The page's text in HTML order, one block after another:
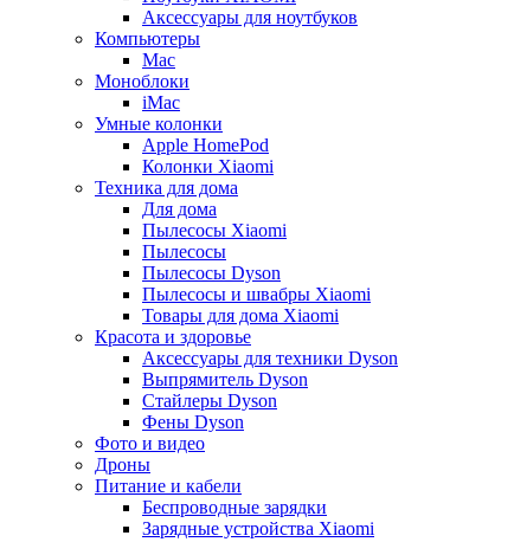
Аксессуары для ноутбуков
Компьютеры
Mac
Моноблоки
iMac
Умные колонки
Apple HomePod
Колонки Xiaomi
Техника для дома
Для дома
Пылесосы Xiaomi
Пылесосы
Пылесосы Dyson
Пылесосы и швабры Xiaomi
Товары для дома Xiaomi
Красота и здоровье
Аксессуары для техники Dyson
Выпрямитель Dyson
Стайлеры Dyson
Фены Dyson
Фото и видео
Дроны
Питание и кабели
Беспроводные зарядки
Зарядные устройства Xiaomi